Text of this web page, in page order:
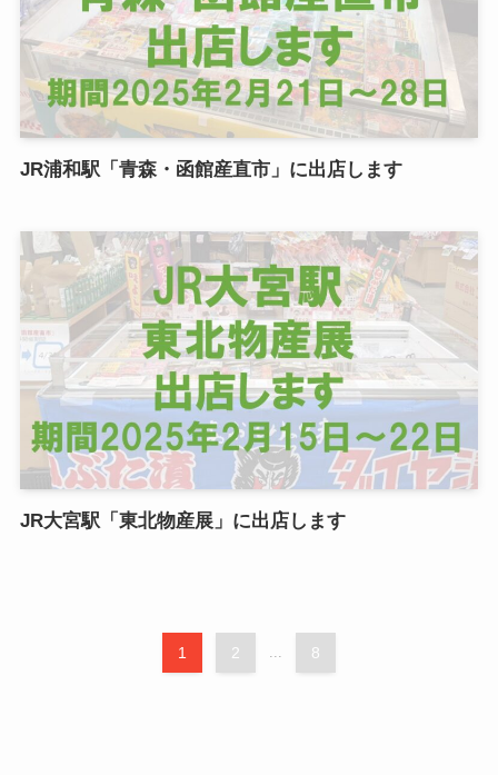
JR浦和駅「青森・函館産直市」に出店します
JR大宮駅「東北物産展」に出店します
1 2 ... 8